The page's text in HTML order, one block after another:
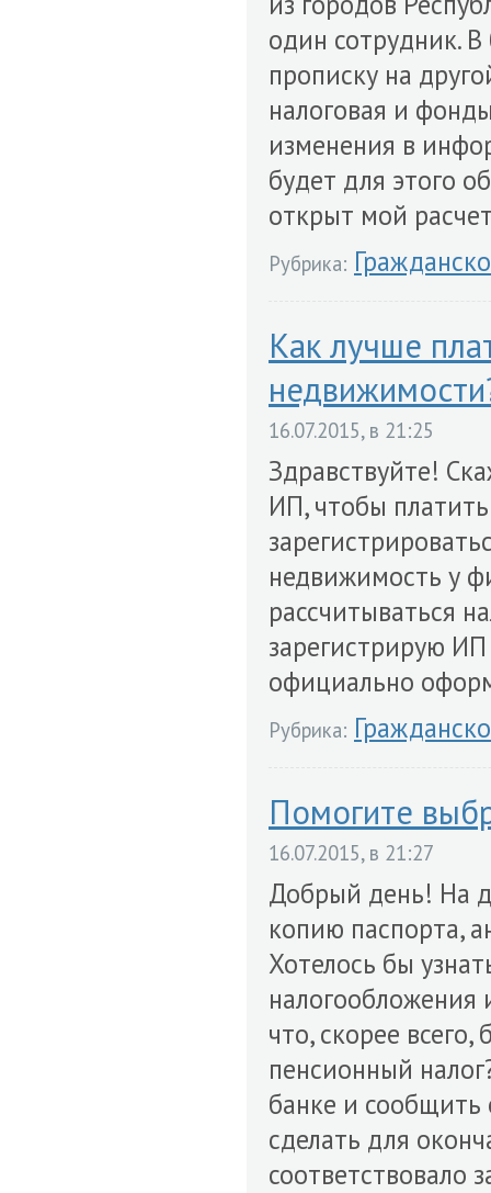
один сотрудник.
прописку на
налоговая и
изменения в
будет для этого
открыт мой
Рубрика:
Как лучше
16.07.2015, в 21:25
Здравствуйте!
ИП, чтобы
недвижимость у
рассчитываться
зарегистрирую
официально
Рубрика:
Помогите
16.07.2015, в 21:27
Добрый день! На
копию паспорта,
Хотелось бы
налогообложения
что, скорее
пенсионный
банке и
сделать для
соответствовало